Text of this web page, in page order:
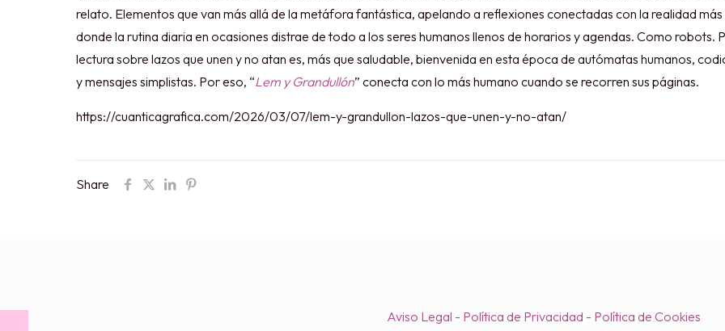
relato. Elementos que van más allá de la metáfora fantástica, apelando a reflexiones conectadas con la realidad
donde la rutina diaria en ocasiones distrae de todo a los seres humanos llenos de horarios y agendas. Como robots.
lectura sobre lazos que unen y no atan es, más que saludable, bienvenida en esta época de autómatas humanos,
y mensajes simplistas. Por eso, “Lem y Grandullón” conecta con lo más humano cuando se recorren sus páginas.
https://cuanticagrafica.com/2026/03/07/lem-y-grandullon-lazos-que-unen-y-no-atan/
Share
Aviso Legal - Política de Privacidad - Política de Cookies